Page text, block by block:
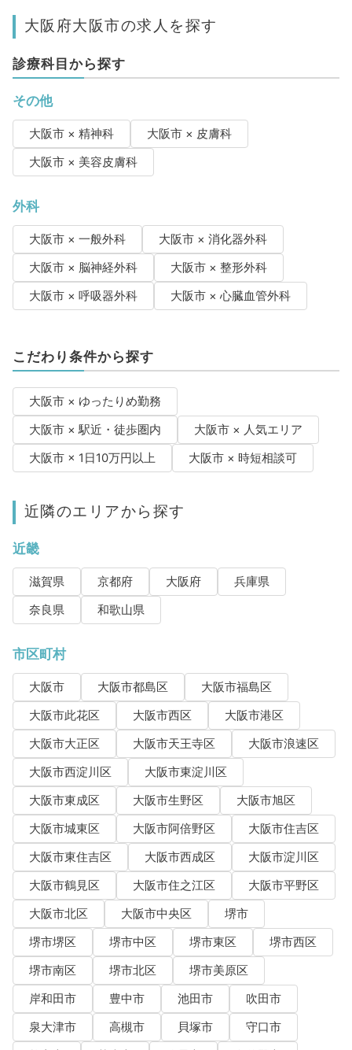
大阪府大阪市の求人を探す
診療科目から探す
その他
大阪市 × 精神科
大阪市 × 皮膚科
大阪市 × 美容皮膚科
外科
大阪市 × 一般外科
大阪市 × 消化器外科
大阪市 × 脳神経外科
大阪市 × 整形外科
大阪市 × 呼吸器外科
大阪市 × 心臓血管外科
こだわり条件から探す
大阪市 × ゆったりめ勤務
大阪市 × 駅近・徒歩圏内
大阪市 × 人気エリア
大阪市 × 1日10万円以上
大阪市 × 時短相談可
近隣のエリアから探す
近畿
滋賀県 京都府 大阪府
兵庫県
奈良県
和歌山県
市区町村
大阪市 大阪市都島区
大阪市福島区
大阪市此花区
大阪市西区
大阪市港区
大阪市大正区
大阪市天王寺区
大阪市浪速区
大阪市西淀川区
大阪市東淀川区
大阪市東成区
大阪市生野区
大阪市旭区
大阪市城東区
大阪市阿倍野区
大阪市住吉区
大阪市東住吉区
大阪市西成区
大阪市淀川区
大阪市鶴見区
大阪市住之江区
大阪市平野区
大阪市北区
大阪市中央区
堺市
堺市堺区
堺市中区 堺市東区
堺市西区
堺市南区
堺市北区
堺市美原区
岸和田市
豊中市 池田市
吹田市
泉大津市
高槻市 貝塚市
守口市